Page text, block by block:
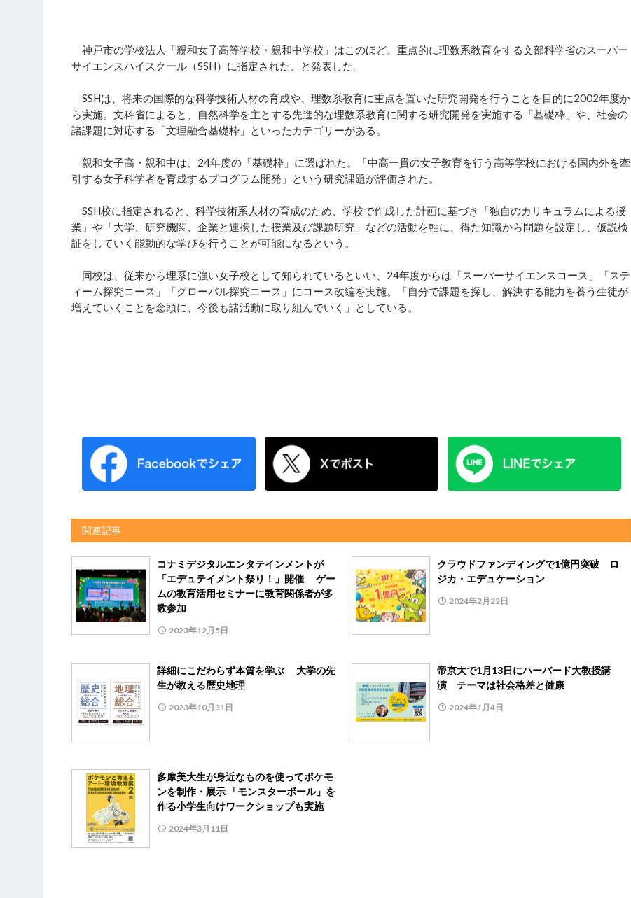
神戸市の学校法人「親和女子高等学校・親和中学校」はこのほど、重点的に理数系教育をする文部科学省のスーパー
サイエンスハイスクール（SSH）に指定された、と発表した。
SSHは、将来の国際的な科学技術人材の育成や、理数系教育に重点を置いた研究開発を行うことを目的に2002年度か
ら実施。文科省によると、自然科学を主とする先進的な理数系教育に関する研究開発を実施する「基礎枠」や、社会の
諸課題に対応する「文理融合基礎枠」といったカテゴリーがある。
親和女子高・親和中は、24年度の「基礎枠」に選ばれた。「中高一貫の女子教育を行う高等学校における国内外を牽
引する女子科学者を育成するプログラム開発」という研究課題が評価された。
SSH校に指定されると、科学技術系人材の育成のため、学校で作成した計画に基づき「独自のカリキュラムによる授
業」や「大学、研究機関、企業と連携した授業及び課題研究」などの活動を軸に、得た知識から問題を設定し、仮説検
証をしていく能動的な学びを行うことが可能になるという。
同校は、従来から理系に強い女子校として知られているといい、24年度からは「スーパーサイエンスコース」「ステ
ィーム探究コース」「グローバル探究コース」にコース改編を実施。「自分で課題を探し、解決する能力を養う生徒が
増えていくことを念頭に、今後も諸活動に取り組んでいく」としている。
関連記事
コナミデジタルエンタテインメントが
「エデュテイメント祭り！」開催 ゲー
ムの教育活用セミナーに教育関係者が多
数参加
2023年12月5日
クラウドファンディングで1億円突破 ロ
ジカ・エデュケーション
2024年2月22日
詳細にこだわらず本質を学ぶ 大学の先
生が教える歴史地理
2023年10月31日
帝京大で1月13日にハーバード大教授講
演 テーマは社会格差と健康
2024年1月4日
多摩美大生が身近なものを使ってポケモ
ンを制作・展示 「モンスターボール」を
作る小学生向けワークショップも実施
2024年3月11日